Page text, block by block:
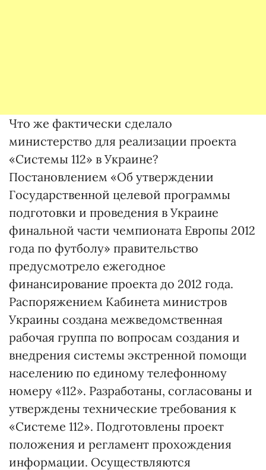
Что же фактически сделало
министерство для реализации проекта
«Системы 112» в Украине?
Постановлением «Об утверждении
Государственной целевой программы
подготовки и проведения в Украине
финальной части чемпионата Европы 2012
года по футболу» правительство
предусмотрело ежегодное
финансирование проекта до 2012 года.
Распоряжением Кабинета министров
Украины создана межведомственная
рабочая группа по вопросам создания и
внедрения системы экстренной помощи
населению по единому телефонному
номеру «112». Разработаны, согласованы и
утверждены технические требования к
«Системе 112». Подготовлены проект
положения и регламент прохождения
информации. Осуществляются